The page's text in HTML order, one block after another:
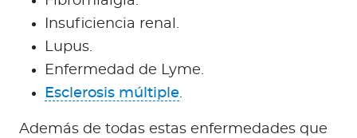
Insuficiencia renal.
Lupus.
Enfermedad de Lyme.
Esclerosis múltiple.
Además de todas estas enfermedades que